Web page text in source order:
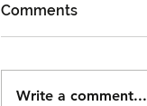
Comments
Write a comment...